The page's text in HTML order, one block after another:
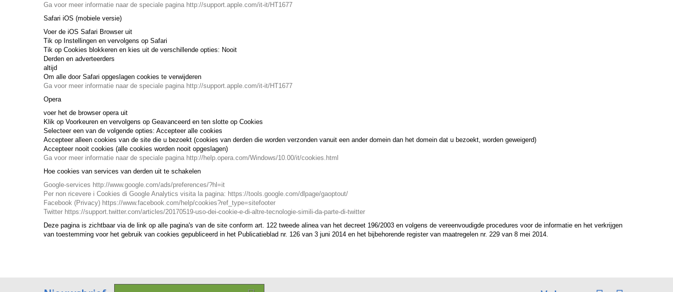
Ga voor meer informatie naar de speciale pagina http://support.apple.com/it-it/HT1677
Safari iOS (mobiele versie)
Voer de iOS Safari Browser uit
Tik op Instellingen en vervolgens op Safari
Tik op Cookies blokkeren en kies uit de verschillende opties: Nooit
Derden en adverteerders
altijd
Om alle door Safari opgeslagen cookies te verwijderen
Ga voor meer informatie naar de speciale pagina http://support.apple.com/it-it/HT1677
Opera
voer het de browser opera uit
Klik op Voorkeuren en vervolgens op Geavanceerd en ten slotte op Cookies
Selecteer een van de volgende opties: Accepteer alle cookies
Accepteer alleen cookies van de site die u bezoekt (cookies van derden die worden verzonden vanuit een ander domein dan het domein dat u bezoekt, worden geweigerd)
Accepteer nooit cookies (alle cookies worden nooit opgeslagen)
Ga voor meer informatie naar de speciale pagina http://help.opera.com/Windows/10.00/it/cookies.html
Hoe cookies van services van derden uit te schakelen
Google-services http://www.google.com/ads/preferences/?hl=it
Per non ricevere i Cookies di Google Analytics visita la pagina: https://tools.google.com/dlpage/gaoptout/
Facebook (Privacy) https://www.facebook.com/help/cookies?ref_type=sitefooter
Twitter https://support.twitter.com/articles/20170519-uso-dei-cookie-e-di-altre-tecnologie-simili-da-parte-di-twitter
Deze pagina is zichtbaar via de link op alle pagina's van de site conform art. 122 tweede alinea van het decreet 196/2003 en volgens de vereenvoudigde procedures voor de informatie en het verkrijgen
van toestemming voor het gebruik van cookies gepubliceerd in het Publicatieblad nr. 126 van 3 juni 2014 en het bijbehorende register van maatregelen nr. 229 van 8 mei 2014.